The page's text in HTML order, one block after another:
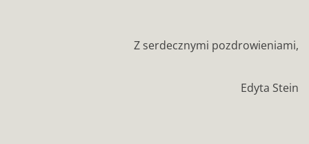
Z serdecznymi pozdrowieniami,
Edyta Stein